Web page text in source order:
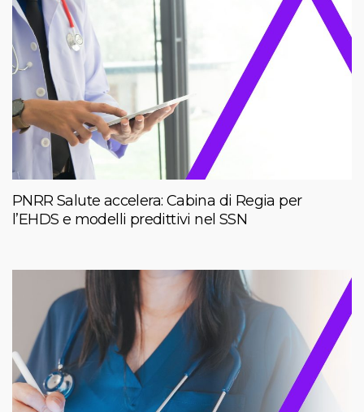
PNRR Salute accelera: Cabina di Regia per
l’EHDS e modelli predittivi nel SSN